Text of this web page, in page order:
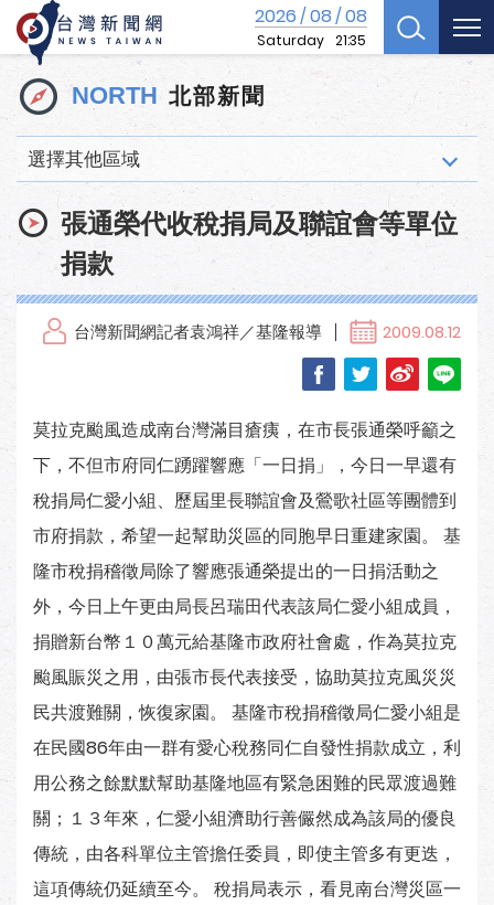
2026/08/08
Saturday 21:35
NORTH 北部新聞
選擇其他區域
張通榮代收稅捐局及聯誼會等單位
捐款
台灣新聞網記者袁鴻祥／基隆報導 2009.08.12
莫拉克颱風造成南台灣滿目瘡痍，在市長張通榮呼籲之
下，不但市府同仁踴躍響應「一日捐」，今日一早還有
稅捐局仁愛小組、歷屆里長聯誼會及鶯歌社區等團體到
市府捐款，希望一起幫助災區的同胞早日重建家園。 基
隆市稅捐稽徵局除了響應張通榮提出的一日捐活動之
外，今日上午更由局長呂瑞田代表該局仁愛小組成員，
捐贈新台幣１０萬元給基隆市政府社會處，作為莫拉克
颱風賑災之用，由張市長代表接受，協助莫拉克風災災
民共渡難關，恢復家園。 基隆市稅捐稽徵局仁愛小組是
在民國86年由一群有愛心稅務同仁自發性捐款成立，利
用公務之餘默默幫助基隆地區有緊急困難的民眾渡過難
關；１３年來，仁愛小組濟助行善儼然成為該局的優良
傳統，由各科單位主管擔任委員，即使主管多有更迭，
這項傳統仍延續至今。 稅捐局表示，看見南台灣災區一